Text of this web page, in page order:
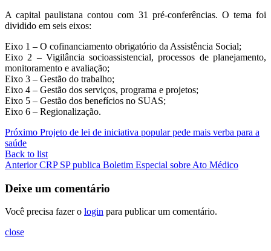
A capital paulistana contou com 31 pré-conferências. O tema foi
dividido em seis eixos:
Eixo 1 – O cofinanciamento obrigatório da Assistência Social;
Eixo 2 – Vigilância socioassistencial, processos de planejamento,
monitoramento e avaliação;
Eixo 3 – Gestão do trabalho;
Eixo 4 – Gestão dos serviços, programa e projetos;
Eixo 5 – Gestão dos benefícios no SUAS;
Eixo 6 – Regionalização.
Próximo Projeto de lei de iniciativa popular pede mais verba para a
saúde
Back to list
Anterior CRP SP publica Boletim Especial sobre Ato Médico
Deixe um comentário
Você precisa fazer o login para publicar um comentário.
close